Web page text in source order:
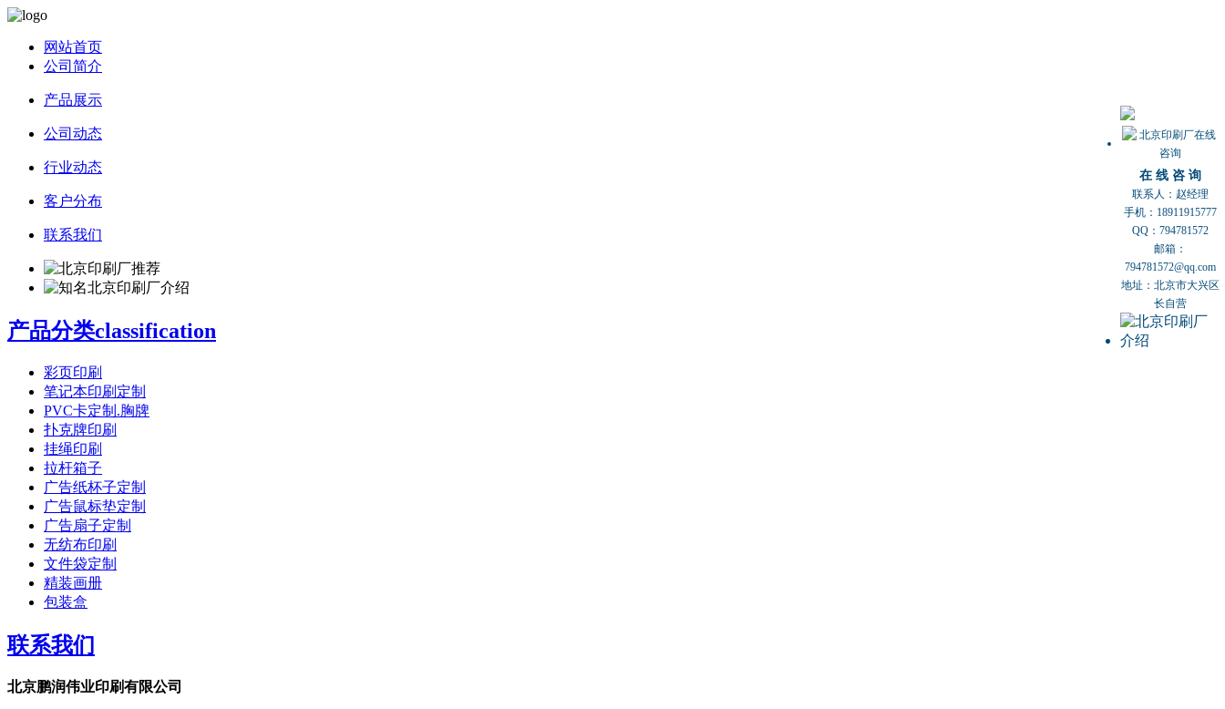
网站首页
公司简介
产品展示
公司动态
行业动态
客户分布
联系我们
产品分类classification
彩页印刷
笔记本印刷定制
PVC卡定制.胸牌
扑克牌印刷
挂绳印刷
拉杆箱子
广告纸杯子定制
广告鼠标垫定制
广告扇子定制
无纺布印刷
文件袋定制
精装画册
包装盒
联系我们
北京鹏润伟业印刷有限公司
在 线 咨 询
联系人：赵经理
手机：18911915777
QQ：794781572
邮箱：
794781572@qq.com
地址：北京市大兴区
长自营